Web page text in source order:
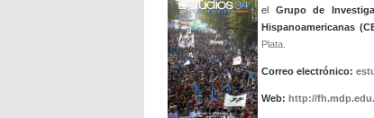
el Grupo de
Hispanoamericanas
Plata.
Correo electrónico:
Web: http://